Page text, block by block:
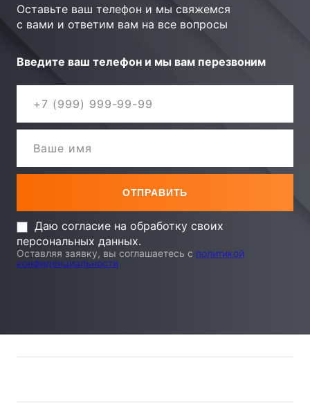
Оставьте ваш телефон и мы свяжемся
с вами и ответим вам на все вопросы
Введите ваш телефон и мы вам перезвоним
Даю согласие на обработку своих
персональных данных.
Оставляя заявку, вы соглашаетесь с политикой
конфиденциальности